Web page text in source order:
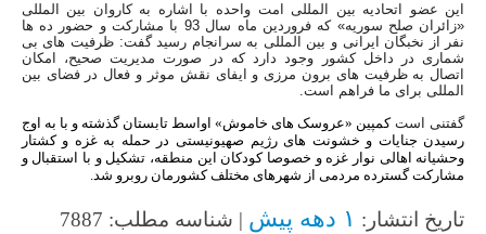
این عضو اتحادیه بین المللی امت واحده با اشاره به کاروان بین المللی
«زائران صلح سوریه» که فروردین ماه سال 93 با مشارکت و حضور ده ها
نفر از نخبگان ایرانی و بین المللی به سرانجام رسید گفت: ظرفیت های بی
شماری در داخل کشور وجود دارد که در صورت مدیریت صحیح، امکان
اتصال به ظرفیت های برون مرزی و ایفای نقش موثر و فعال در فضای بین
المللی برای ما فراهم است.
گفتنی استکمپین «عروسک های خاموش» اواسط تابستان گذشته و با به اوج
رسیدن جنایات و خشونت های رژیم صهیونیستی در حمله به غزه و کشتار
وحشیانه اهالی نوار غزه و خصوصا کودکان این منطقه، تشکیل و با استقبال و
مشارکت گسترده مردمی از شهرهای مختلف کشورمان روبرو شد.
تاریخ انتشار: ۱ دهه پیش | شناسه مطلب: 7887